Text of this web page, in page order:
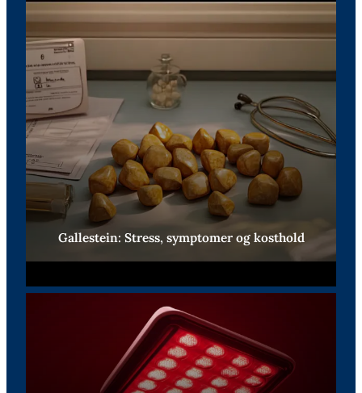
Gallestein: Stress, symptomer og kosthold